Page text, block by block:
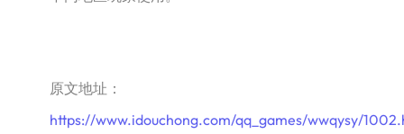
原文地址：
https://www.idouchong.com/qq_games/wwqysy/